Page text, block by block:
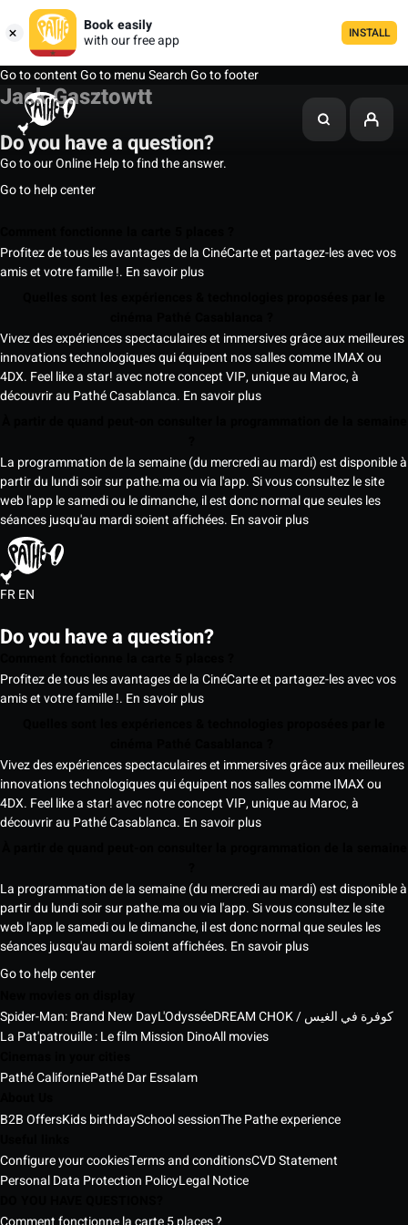
Book easily
with our free app
INSTALL
Go to contentGo to menuSearchGo to footer
Jack Gasztowtt
Do you have a question?
Go to our Online Help to find the answer.
Go to help center
Profitez de tous les avantages de la CinéCarte et partagez-les avec vos
amis et votre famille !. En savoir plus
Vivez des expériences spectaculaires et immersives grâce aux meilleures
innovations technologiques qui équipent nos salles comme IMAX ou
4DX. Feel like a star! avec notre concept VIP, unique au Maroc, à
découvrir au Pathé Casablanca. En savoir plus
La programmation de la semaine (du mercredi au mardi) est disponible à
partir du lundi soir sur pathe.ma ou via l'app. Si vous consultez le site
web l'app le samedi ou le dimanche, il est donc normal que seules les
séances jusqu'au mardi soient affichées. En savoir plus
FREN
Do you have a question?
Profitez de tous les avantages de la CinéCarte et partagez-les avec vos
amis et votre famille !. En savoir plus
Vivez des expériences spectaculaires et immersives grâce aux meilleures
innovations technologiques qui équipent nos salles comme IMAX ou
4DX. Feel like a star! avec notre concept VIP, unique au Maroc, à
découvrir au Pathé Casablanca. En savoir plus
La programmation de la semaine (du mercredi au mardi) est disponible à
partir du lundi soir sur pathe.ma ou via l'app. Si vous consultez le site
web l'app le samedi ou le dimanche, il est donc normal que seules les
séances jusqu'au mardi soient affichées. En savoir plus
Go to help center
Spider-Man: Brand New DayL'Odyssée
DREAM CHOK / كوفرة في الغيس
La Pat'patrouille : Le film Mission DinoAll movies
Pathé CaliforniePathé Dar Essalam
B2B OffersKids birthdaySchool sessionThe Pathe experience
Configure your cookiesTerms and conditionsCVD Statement
Personal Data Protection PolicyLegal Notice